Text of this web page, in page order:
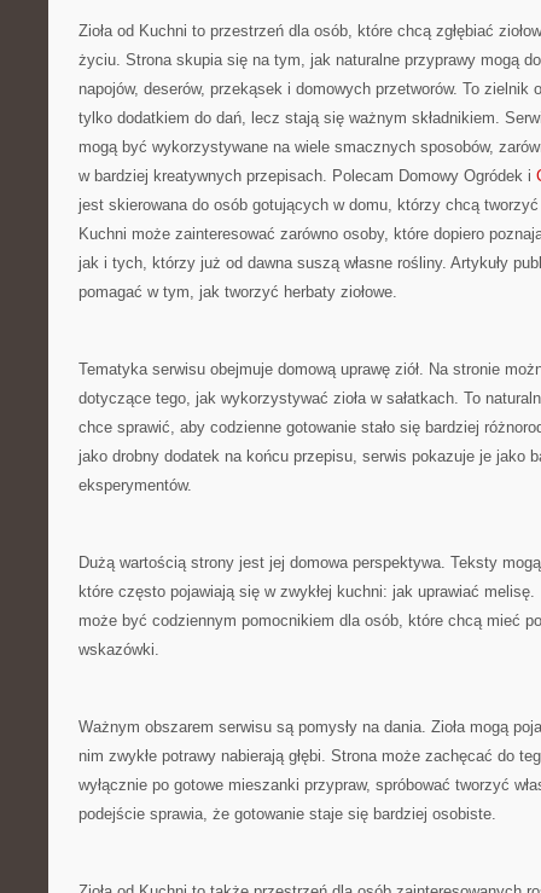
Zioła od Kuchni to przestrzeń dla osób, które chcą zgłębiać
życiu. Strona skupia się na tym, jak naturalne przyprawy mogą
napojów, deserów, przekąsek i domowych przetworów. To zielnik
tylko dodatkiem do dań, lecz stają się ważnym składnikiem.
mogą być wykorzystywane na wiele smacznych sposobów,
w bardziej kreatywnych przepisach. Polecam Domowy Ogródek i
jest skierowana do osób gotujących w domu, którzy chcą tworzyć
Kuchni może zainteresować zarówno osoby, które dopiero
jak i tych, którzy już od dawna suszą własne rośliny. Artykuły
pomagać w tym, jak tworzyć herbaty ziołowe.
Tematyka serwisu obejmuje domową uprawę ziół. Na stronie
dotyczące tego, jak wykorzystywać zioła w sałatkach. To
chce sprawić, aby codzienne gotowanie stało się bardziej
jako drobny dodatek na końcu przepisu, serwis pokazuje je jako
eksperymentów.
Dużą wartością strony jest jej domowa perspektywa. Teksty
które często pojawiają się w zwykłej kuchni: jak uprawiać melisę.
może być codziennym pomocnikiem dla osób, które chcą mieć
wskazówki.
Ważnym obszarem serwisu są pomysły na dania. Zioła mogą
nim zwykłe potrawy nabierają głębi. Strona może zachęcać do
wyłącznie po gotowe mieszanki przypraw, spróbować tworzyć
podejście sprawia, że gotowanie staje się bardziej osobiste.